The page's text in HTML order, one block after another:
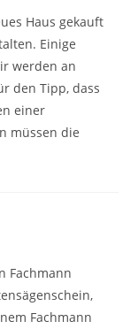
Haus gekauft
Einige
werden an
den Tipp, dass
einer
müssen die
Fachmann
Fachmann